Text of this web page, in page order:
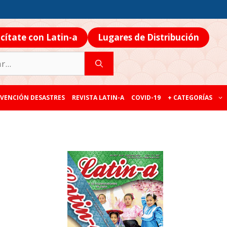
con Latin-a Lugares de Distribución
DESASTRES REVISTA LATIN-A COVID-19 + CATEGORÍAS